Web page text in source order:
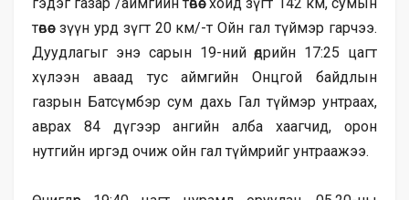
төвөөс зүүн урд зүгт 20 км/-т Ойн гал түймэр гарчээ.
Дуудлагыг энэ сарын 19-ний өдрийн 17:25 цагт
хүлээн аваад тус аймгийн Онцгой байдлын
газрын Батсүмбэр сум дахь Гал түймэр унтраах,
аврах 84 дүгээр ангийн алба хаагчид, орон
нутгийн иргэд очиж ойн гал түймрийг унтраажээ.